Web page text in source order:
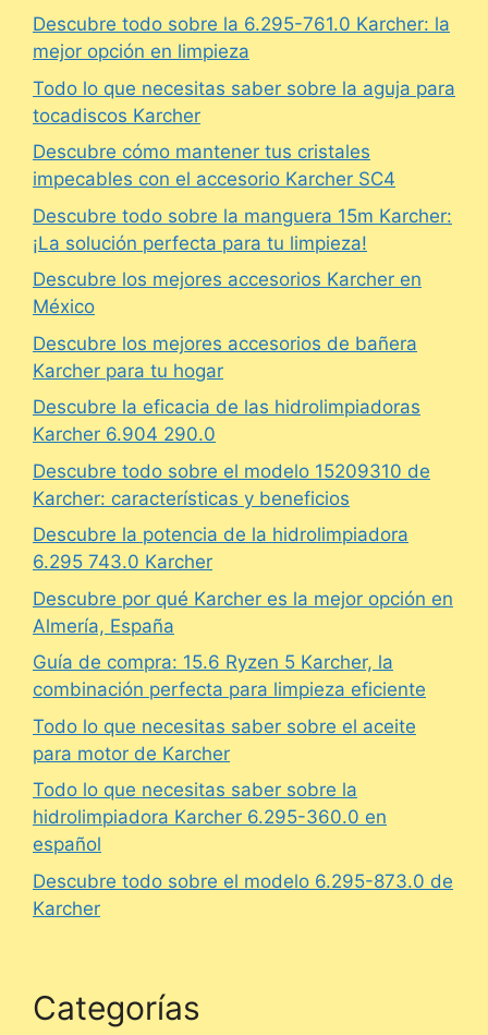
Descubre todo sobre la 6.295-761.0 Karcher: la
mejor opción en limpieza
Todo lo que necesitas saber sobre la aguja para
tocadiscos Karcher
Descubre cómo mantener tus cristales
impecables con el accesorio Karcher SC4
Descubre todo sobre la manguera 15m Karcher:
¡La solución perfecta para tu limpieza!
Descubre los mejores accesorios Karcher en
México
Descubre los mejores accesorios de bañera
Karcher para tu hogar
Descubre la eficacia de las hidrolimpiadoras
Karcher 6.904 290.0
Descubre todo sobre el modelo 15209310 de
Karcher: características y beneficios
Descubre la potencia de la hidrolimpiadora
6.295 743.0 Karcher
Descubre por qué Karcher es la mejor opción en
Almería, España
Guía de compra: 15.6 Ryzen 5 Karcher, la
combinación perfecta para limpieza eficiente
Todo lo que necesitas saber sobre el aceite
para motor de Karcher
Todo lo que necesitas saber sobre la
hidrolimpiadora Karcher 6.295-360.0 en
español
Descubre todo sobre el modelo 6.295-873.0 de
Karcher
Categorías